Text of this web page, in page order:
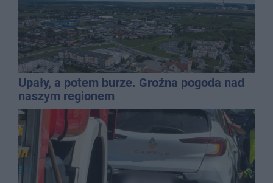
Upały, a potem burze. Groźna pogoda nad
naszym regionem